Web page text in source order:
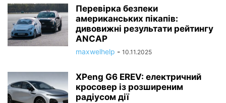
Перевірка безпеки
американських пікапів:
дивовижні результати рейтингу
ANCAP
maxwelhelp - 10.11.2025
XPeng G6 EREV: електричний
кросовер із розширеним
радіусом дії